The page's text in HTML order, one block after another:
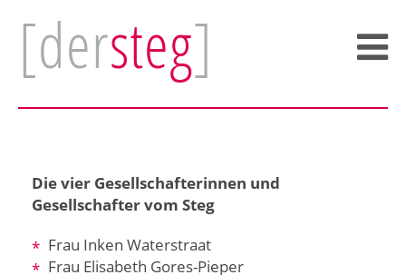
[dersteg]
Die vier Gesellschafterinnen und
Gesellschafter vom Steg
Frau Inken Waterstraat
Frau Elisabeth Gores-Pieper